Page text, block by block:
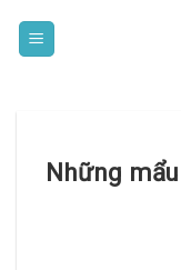
Những